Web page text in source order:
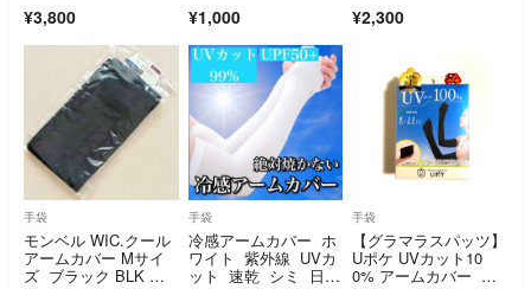
¥3,800 ¥1,000 ¥2,300
手袋
モンベル WIC.クール
アームカバー Mサイ
ズ ブラック BLK 女
手袋
冷感アームカバー ホ
ワイト 紫外線 UVカ
ット 速乾 シミ 日焼
手袋
【グラマラスパッツ】
Uポケ UVカット10
0% アームカバー ブ